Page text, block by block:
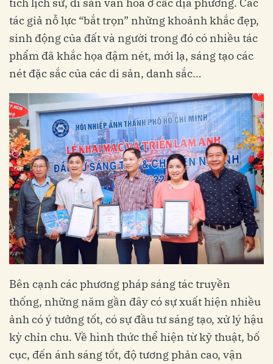
tác giả nỗ lực “bắt trọn” những khoảnh khắc đẹp,
sinh động của đất và người trong đó có nhiều tác
phẩm đã khắc họa đậm nét, mới lạ, sáng tạo các
nét đặc sắc của các di sản, danh sắc…
Bên cạnh các phương pháp sáng tác truyền
thống, những năm gần đây có sự xuất hiện nhiều
ảnh có ý tưởng tốt, có sự đầu tư sáng tạo, xử lý hậu
kỳ chỉn chu. Về hình thức thể hiện từ kỹ thuật, bố
cục, đến ánh sáng tốt, độ tương phản cao, vận